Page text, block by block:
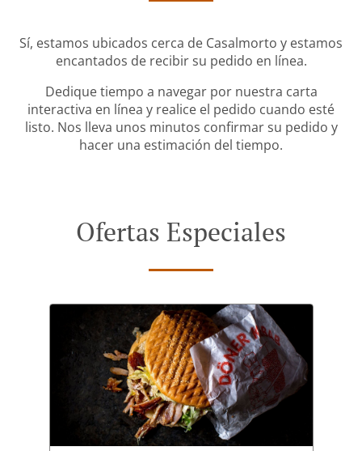
Sí, estamos ubicados cerca de Casalmorto y estamos
encantados de recibir su pedido en línea.
Dedique tiempo a navegar por nuestra carta
interactiva en línea y realice el pedido cuando esté
listo. Nos lleva unos minutos confirmar su pedido y
hacer una estimación del tiempo.
Ofertas Especiales